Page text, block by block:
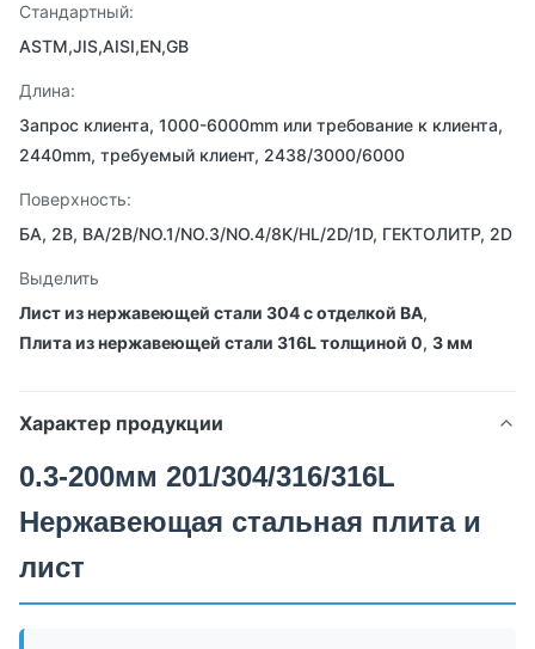
Стандартный:
ASTM,JIS,AISI,EN,GB
Длина:
Запрос клиента, 1000-6000mm или требование к клиента,
2440mm, требуемый клиент, 2438/3000/6000
Поверхность:
БА, 2B, BA/2B/NO.1/NO.3/NO.4/8K/HL/2D/1D, ГЕКТОЛИТР, 2D
Выделить
Лист из нержавеющей стали 304 с отделкой BA,
Плита из нержавеющей стали 316L толщиной 0, 3 мм
Характер продукции
0.3-200мм 201/304/316/316L
Нержавеющая стальная плита и
лист